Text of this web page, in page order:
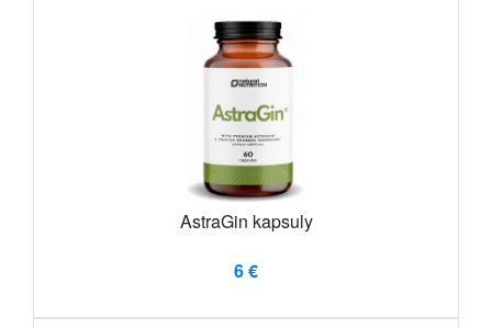
AstraGin kapsuly
6 €